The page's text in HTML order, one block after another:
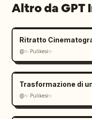
Altro da GPT
Ritratto
@✨ Pulikesi✨
@✨ Pulikesi✨